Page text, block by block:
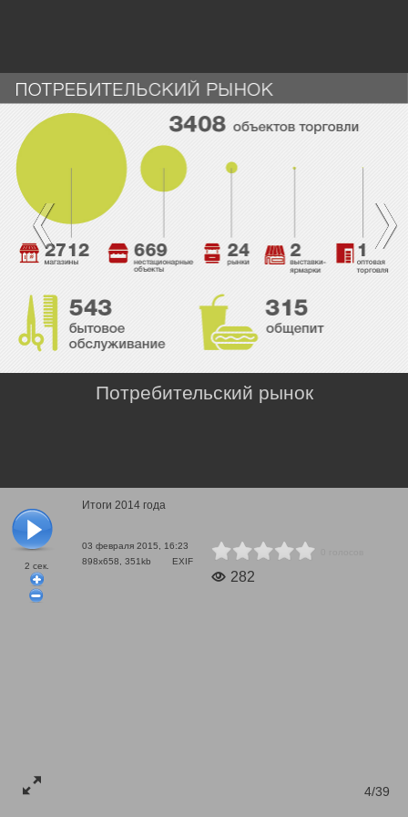
2 сек.
Итоги 2014 года
03 февраля 2015, 16:23
898x658, 351kb
EXIF
282
4/39
Потребительский рынок